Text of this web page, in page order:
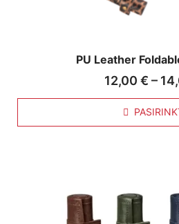
PU Leather
12,00 € –